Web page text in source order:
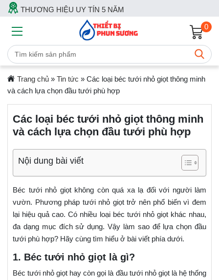
THƯƠNG HIỆU UY TÍN 5 NĂM
0
Trang chủ» Tin tức » Các loại béc tưới nhỏ giọt thông minh
và cách lựa chọn đầu tưới phù hợp
Các loại béc tưới nhỏ giọt thông minh
và cách lựa chọn đầu tưới phù hợp
Nội dung bài viết
Béc tưới nhỏ giọt không còn quá xa lạ đối với người làm
vườn. Phương pháp tưới nhỏ giọt trở nên phổ biến vì đem
lại hiệu quả cao. Có nhiều loại béc tưới nhỏ giọt khác nhau,
đa dạng mục đích sử dụng. Vậy làm sao để lựa chọn đầu
tưới phù hợp? Hãy cùng tìm hiểu ở bài viết phía dưới.
1. Béc tưới nhỏ giọt là gì?
Béc tưới nhỏ giọt hay còn gọi là đầu tưới nhỏ giọt là hệ thống